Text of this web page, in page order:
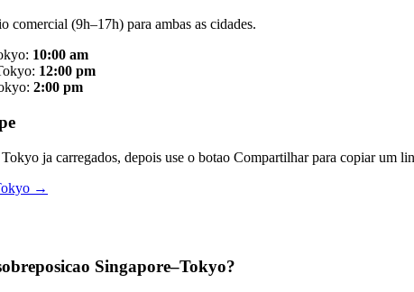
comercial (9h–17h) para ambas as cidades.
: 10:00 am
: 12:00 pm
: 2:00 pm
ja carregados, depois use o botao Compartilhar para copiar um
→
Singapore–Tokyo?